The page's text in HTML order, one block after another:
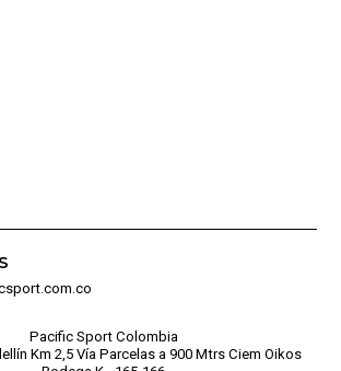
Pacific Sport Colombia
Km 2,5 Vía Parcelas a 900 Mtrs Ciem Oikos